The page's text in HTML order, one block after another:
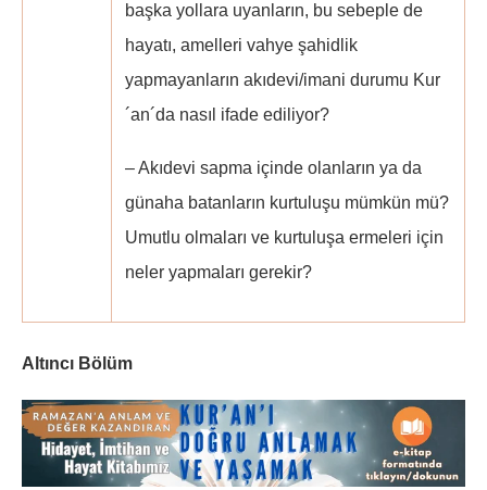
başka yollara uyanların, bu sebeple de
hayatı, amelleri vahye şahidlik
yapmayanların akıdevi/imani durumu Kur
´an´da nasıl ifade ediliyor?
– Akıdevi sapma içinde olanların ya da
günaha batanların kurtuluşu mümkün mü?
Umutlu olmaları ve kurtuluşa ermeleri için
neler yapmaları gerekir?
Altıncı Bölüm